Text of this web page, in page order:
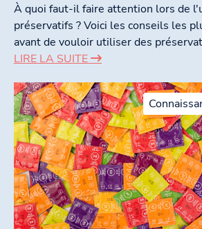
À quoi faut-il faire attention lors de
préservatifs ? Voici les conseils les
avant de vouloir utiliser des
LIRE LA SUITE